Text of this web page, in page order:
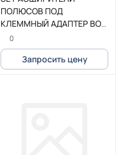
ПОЛЮСОВ ПОД
КЛЕММНЫЙ АДАПТЕР BOX
3P TeSys G115-225
0
Запросить цену